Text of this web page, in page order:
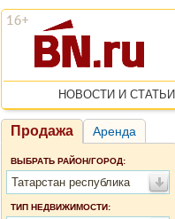
НОВОСТИ И СТАТЬИ
Продажа Аренда
ВЫБРАТЬ РАЙОН/ГОРОД:
Татарстан республика
ТИП НЕДВИЖИМОСТИ: